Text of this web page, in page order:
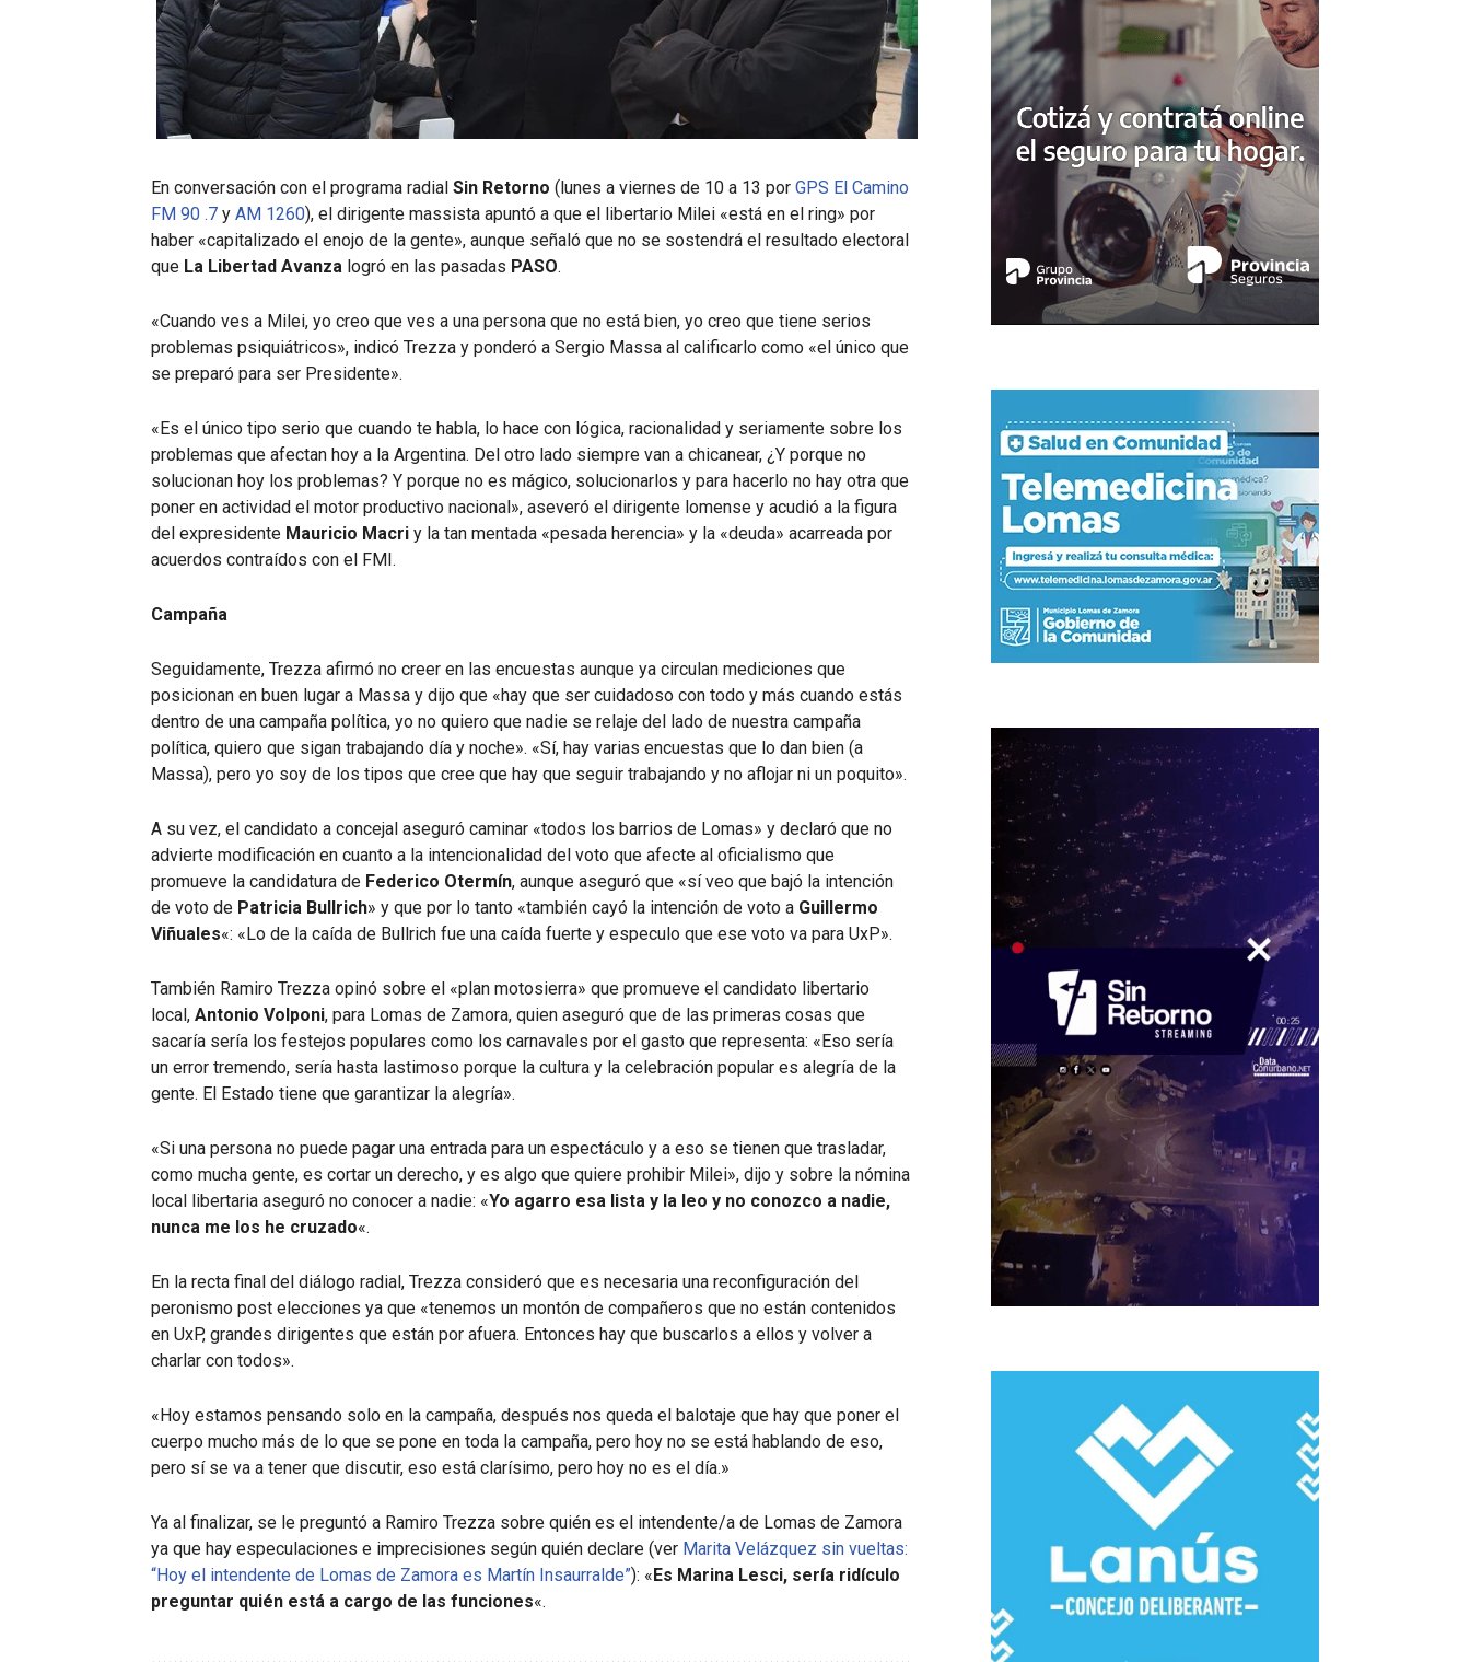
En conversación con el programa radial Sin Retorno (lunes a viernes de 10 a 13 por GPS El Camino
FM 90 .7 y AM 1260), el dirigente massista apuntó a que el libertario Milei «está en el ring» por
haber «capitalizado el enojo de la gente», aunque señaló que no se sostendrá el resultado electoral
que La Libertad Avanza logró en las pasadas PASO.
«Cuando ves a Milei, yo creo que ves a una persona que no está bien, yo creo que tiene serios
problemas psiquiátricos», indicó Trezza y ponderó a Sergio Massa al calificarlo como «el único que
se preparó para ser Presidente».
«Es el único tipo serio que cuando te habla, lo hace con lógica, racionalidad y seriamente sobre los
problemas que afectan hoy a la Argentina. Del otro lado siempre van a chicanear, ¿Y porque no
solucionan hoy los problemas? Y porque no es mágico, solucionarlos y para hacerlo no hay otra que
poner en actividad el motor productivo nacional», aseveró el dirigente lomense y acudió a la figura
del expresidente Mauricio Macri y la tan mentada «pesada herencia» y la «deuda» acarreada por
acuerdos contraídos con el FMI.
Campaña
Seguidamente, Trezza afirmó no creer en las encuestas aunque ya circulan mediciones que
posicionan en buen lugar a Massa y dijo que «hay que ser cuidadoso con todo y más cuando estás
dentro de una campaña política, yo no quiero que nadie se relaje del lado de nuestra campaña
política, quiero que sigan trabajando día y noche». «Sí, hay varias encuestas que lo dan bien (a
Massa), pero yo soy de los tipos que cree que hay que seguir trabajando y no aflojar ni un poquito».
A su vez, el candidato a concejal aseguró caminar «todos los barrios de Lomas» y declaró que no
advierte modificación en cuanto a la intencionalidad del voto que afecte al oficialismo que
promueve la candidatura de Federico Otermín, aunque aseguró que «sí veo que bajó la intención
de voto de Patricia Bullrich» y que por lo tanto «también cayó la intención de voto a Guillermo
Viñuales«: «Lo de la caída de Bullrich fue una caída fuerte y especulo que ese voto va para UxP».
También Ramiro Trezza opinó sobre el «plan motosierra» que promueve el candidato libertario
local, Antonio Volponi, para Lomas de Zamora, quien aseguró que de las primeras cosas que
sacaría sería los festejos populares como los carnavales por el gasto que representa: «Eso sería
un error tremendo, sería hasta lastimoso porque la cultura y la celebración popular es alegría de la
gente. El Estado tiene que garantizar la alegría».
«Si una persona no puede pagar una entrada para un espectáculo y a eso se tienen que trasladar,
como mucha gente, es cortar un derecho, y es algo que quiere prohibir Milei», dijo y sobre la nómina
local libertaria aseguró no conocer a nadie: «Yo agarro esa lista y la leo y no conozco a nadie,
nunca me los he cruzado«.
En la recta final del diálogo radial, Trezza consideró que es necesaria una reconfiguración del
peronismo post elecciones ya que «tenemos un montón de compañeros que no están contenidos
en UxP, grandes dirigentes que están por afuera. Entonces hay que buscarlos a ellos y volver a
charlar con todos».
«Hoy estamos pensando solo en la campaña, después nos queda el balotaje que hay que poner el
cuerpo mucho más de lo que se pone en toda la campaña, pero hoy no se está hablando de eso,
pero sí se va a tener que discutir, eso está clarísimo, pero hoy no es el día.»
Ya al finalizar, se le preguntó a Ramiro Trezza sobre quién es el intendente/a de Lomas de Zamora
ya que hay especulaciones e imprecisiones según quién declare (ver Marita Velázquez sin vueltas:
“Hoy el intendente de Lomas de Zamora es Martín Insaurralde”): « Es Marina Lesci, sería ridículo
preguntar quién está a cargo de las funciones«.